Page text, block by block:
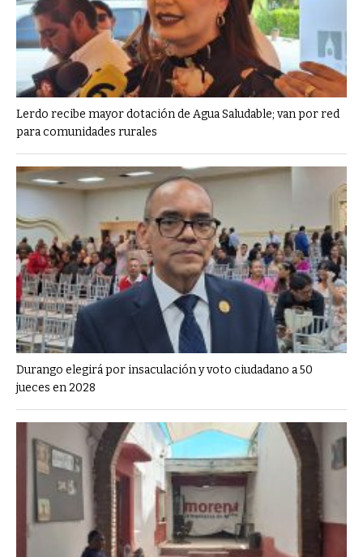
Lerdo recibe mayor dotación de Agua Saludable; van por red
para comunidades rurales
Durango elegirá por insaculación y voto ciudadano a 50
jueces en 2028